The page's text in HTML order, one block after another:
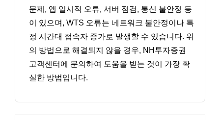
문제, 앱 일시적 오류, 서버 점검, 통신 불안정 등
이 있으며, WTS 오류는 네트워크 불안정이나 특
정 시간대 접속자 증가로 발생할 수 있습니다. 위
의 방법으로 해결되지 않을 경우, NH투자증권
고객센터에 문의하여 도움을 받는 것이 가장 확
실한 방법입니다.